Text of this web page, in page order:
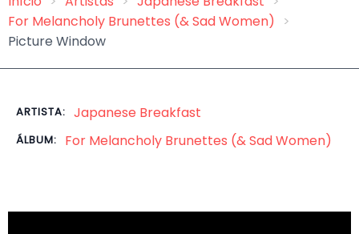
Trilha
de
navegação
For Melancholy Brunettes (& Sad Women)
Picture Window
ARTISTA: Japanese Breakfast
ÁLBUM: For Melancholy Brunettes (& Sad Women)